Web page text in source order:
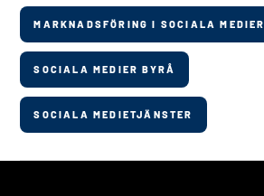
MARKNADSFÖRING I SOCIALA MEDIER
SOCIALA MEDIER BYRÅ
SOCIALA MEDIETJÄNSTER